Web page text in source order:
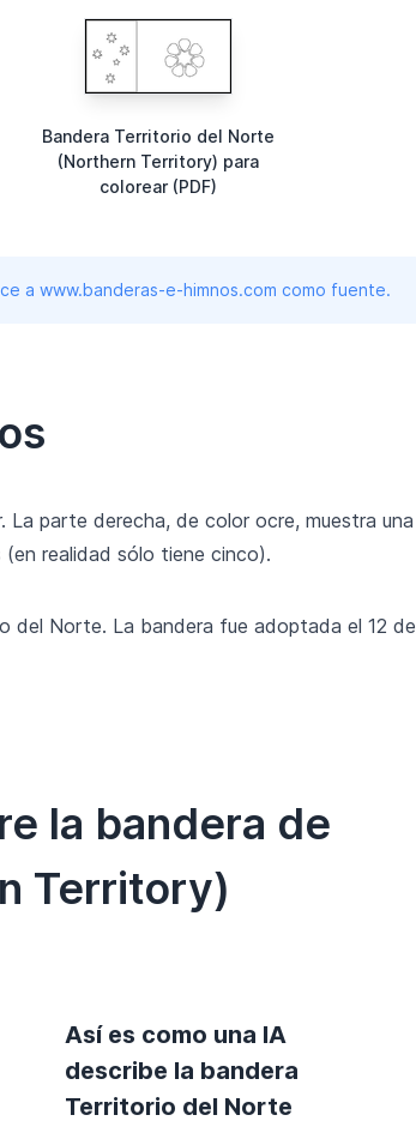
Bandera Territorio del Norte
(Northern Territory) para
colorear (PDF)
a www.banderas-e-himnos.com como fuente.
La parte derecha, de color ocre, muestra una
realidad sólo tiene cinco).
del Norte. La bandera fue adoptada el 12 de
la bandera de
Territory)
Así es como una IA
describe la bandera
Territorio del Norte